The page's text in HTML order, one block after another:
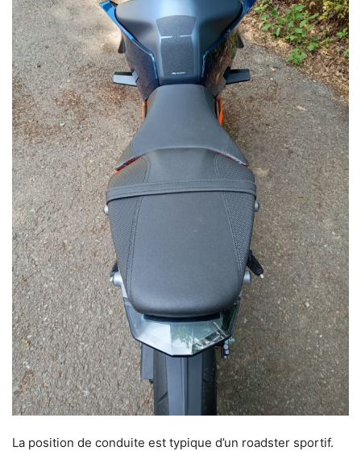
La position de conduite est typique d’un roadster sportif.